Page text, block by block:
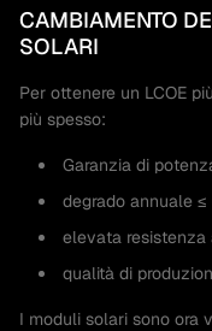
CAMBIAMENTO
SOLARI
Per ottenere un LCOE
più spesso:
Garanzia di
degrado annuale ≤
elevata resistenza
qualità di
I moduli solari sono ora